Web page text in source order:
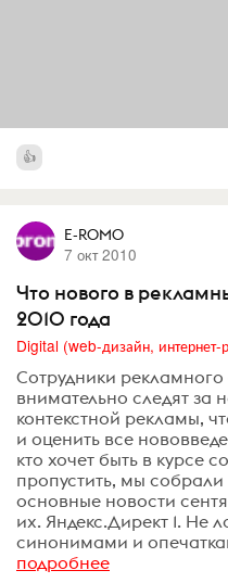
E-ROMO
7 окт 2010
Что нового в
2010 года
Сотрудники рекламного
внимательно следят за
контекстной рекламы,
и оценить все
кто хочет быть в курсе
пропустить, мы
основные новости
их. Яндекс.Директ 1. Не
синонимами и
подробнее